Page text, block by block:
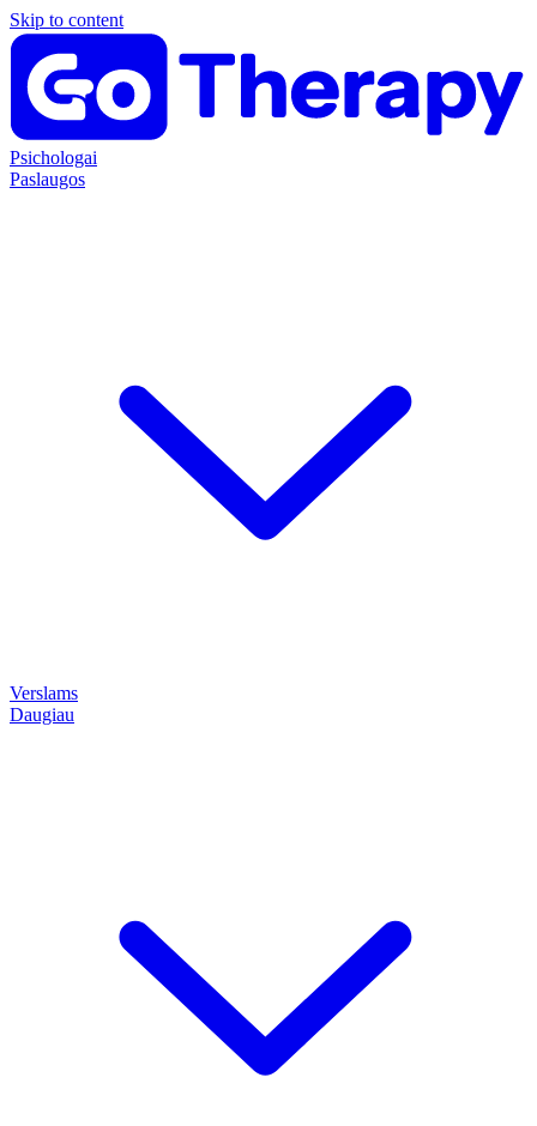
Skip to content
Psichologai
Paslaugos
Verslams
Daugiau